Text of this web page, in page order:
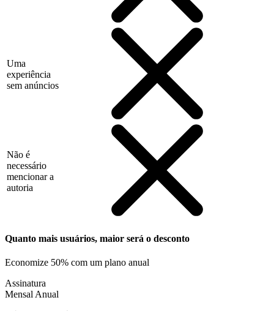
Uma
experiência
sem anúncios
Não é
necessário
mencionar a
autoria
Quanto mais usuários, maior será o desconto
Economize 50% com um plano anual
Assinatura
Mensal Anual